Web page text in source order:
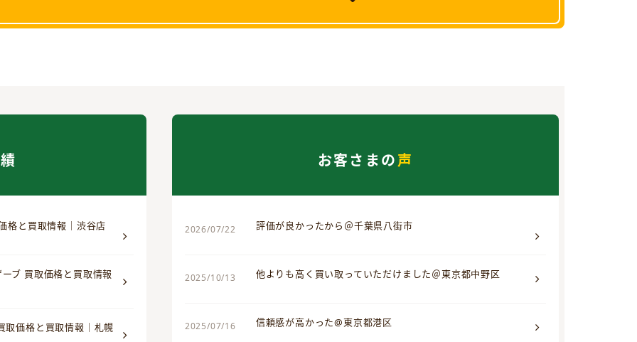
格と買取情報｜渋谷店
ブ 買取価格と買取情報
取価格と買取情報｜札幌
お客さまの声
2026/07/22 評価が良かったから＠千葉県八街市
2025/10/13 他よりも高く買い取っていただけました＠東京都中野区
2025/07/16 信頼感が高かった@東京都港区